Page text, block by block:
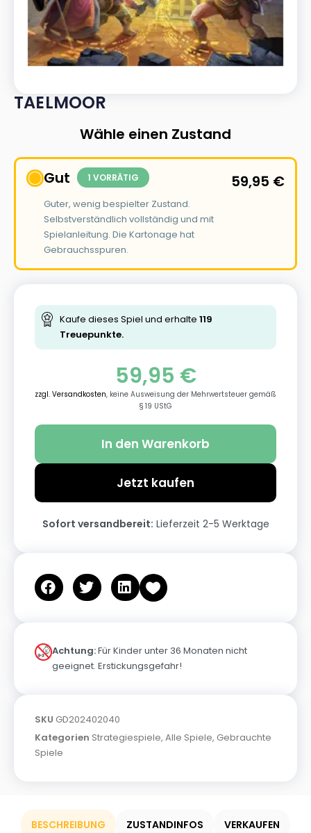
TAELMOOR
Wähle einen Zustand
Gut 1 VORRÄTIG
Guter, wenig bespielter Zustand.
Selbstverständlich vollständig und mit
Spielanleitung. Die Kartonage hat
Gebrauchsspuren.
59,95 €
Kaufe dieses Spiel und erhalte 119
Treuepunkte.
59,95 €
zzgl. Versandkosten, keine Ausweisung der Mehrwertsteuer gemäß
§ 19 UStG
In den Warenkorb
Jetzt kaufen
Sofort versandbereit: Lieferzeit 2-5 Werktage
Achtung:Für Kinder unter 36 Monaten nicht
geeignet. Erstickungsgefahr!
SKU GD202402040
Kategorien Strategiespiele, Alle Spiele, Gebrauchte
Spiele
BESCHREIBUNG ZUSTANDINFOS VERKAUFEN